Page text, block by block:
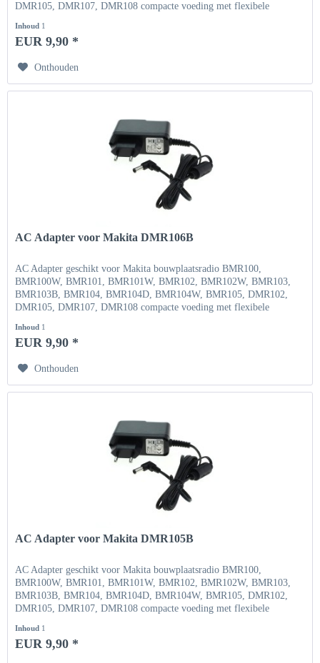
DMR105, DMR107, DMR108 compacte voeding met flexibele
Inhoud 1
EUR 9,90 *
Onthouden
AC Adapter voor Makita DMR106B
AC Adapter geschikt voor Makita bouwplaatsradio BMR100,
BMR100W, BMR101, BMR101W, BMR102, BMR102W, BMR103,
BMR103B, BMR104, BMR104D, BMR104W, BMR105, DMR102,
DMR105, DMR107, DMR108 compacte voeding met flexibele
Inhoud 1
EUR 9,90 *
Onthouden
AC Adapter voor Makita DMR105B
AC Adapter geschikt voor Makita bouwplaatsradio BMR100,
BMR100W, BMR101, BMR101W, BMR102, BMR102W, BMR103,
BMR103B, BMR104, BMR104D, BMR104W, BMR105, DMR102,
DMR105, DMR107, DMR108 compacte voeding met flexibele
Inhoud 1
EUR 9,90 *